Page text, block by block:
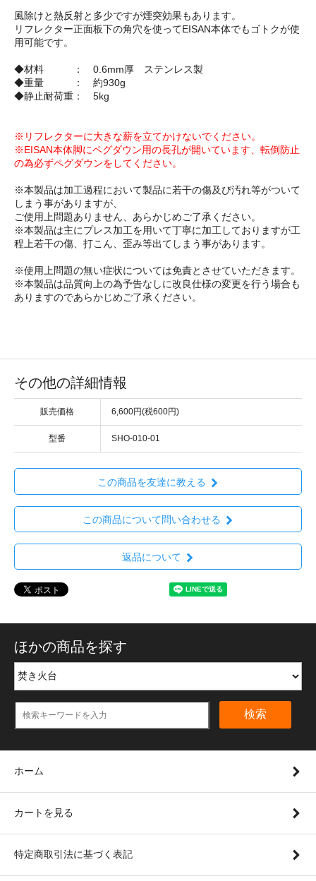
風除けと熱反射と多少ですが煙突効果もあります。
リフレクター正面板下の角穴を使ってEISAN本体でもゴトクが使
用可能です。
◆材料 ： 0.6mm厚 ステンレス製
◆重量 ： 約930g
◆静止耐荷重： 5kg
※リフレクターに大きな薪を立てかけないでください。
※EISAN本体脚にペグダウン用の長孔が開いています、転倒防止
の為必ずペグダウンをしてください。
※本製品は加工過程において製品に若干の傷及び汚れ等がついて
しまう事がありますが、
ご使用上問題ありません、あらかじめご了承ください。
※本製品は主にプレス加工を用いて丁寧に加工しておりますが工
程上若干の傷、打こん、歪み等出てしまう事があります。
※使用上問題の無い症状については免責とさせていただきます。
※本製品は品質向上の為予告なしに改良仕様の変更を行う場合も
ありますのであらかじめご了承ください。
その他の詳細情報
販売価格 6,600円(税600円)
型番 SHO-010-01
この商品を友達に教える
この商品について問い合わせる
返品について
ほかの商品を探す
検索
ホーム
カートを見る
特定商取引法に基づく表記